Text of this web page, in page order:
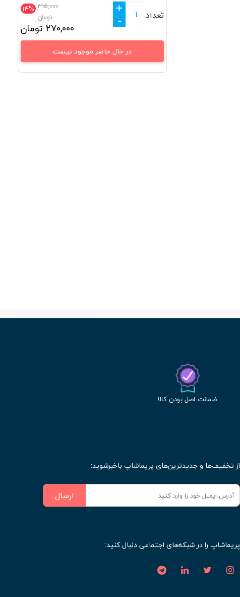
14% 315,000
تومان
270,000 تومان
تعداد
+
-
در حال حاضر موجود نیست
ضمانت اصل بودن کالا
از تخفیف‌ها و جدیدترین‌های پریماشاپ باخبرشوید:
ارسال
پریماشاپ را در شبکه‌های اجتماعی دنبال کنید: